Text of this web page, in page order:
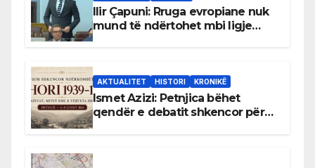
Ilir Çapuni: Rruga evropiane nuk
mund të ndërtohet mbi ligje
AKTUALITET HISTORI KRONIKË
Ismet Azizi: Petnjica bëhet
qendër e debatit shkencor për